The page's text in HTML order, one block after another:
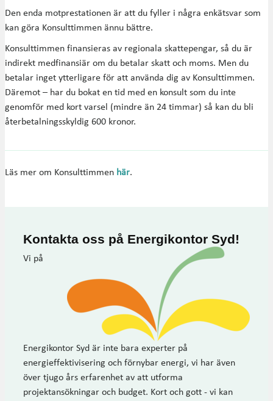
Den enda motprestationen är att du fyller i några enkätsvar som
kan göra Konsulttimmen ännu bättre.
Konsulttimmen finansieras av regionala skattepengar, så du är
indirekt medfinansiär om du betalar skatt och moms. Men du
betalar inget ytterligare för att använda dig av Konsulttimmen.
Däremot – har du bokat en tid med en konsult som du inte
genomför med kort varsel (mindre än 24 timmar) så kan du bli
återbetalningsskyldig 600 kronor.
Läs mer om Konsulttimmen här.
Kontakta oss på Energikontor Syd!
Vi på
Energikontor Syd är inte bara experter på
energieffektivisering och förnybar energi, vi har även
över tjugo års erfarenhet av att utforma
projektansökningar och budget. Kort och gott - vi kan